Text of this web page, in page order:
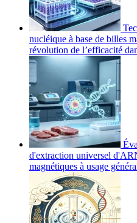
nucléique à base de billes
révolution de l’efficacité
d'extraction universel
magnétiques à usage